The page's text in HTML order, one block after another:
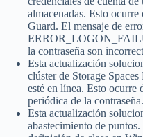
almacenadas. Esto
Guard. El mensaje de
la contraseña son
Esta actualización
clúster de Storage
esté en línea. Esto ocurre
periódica de la
Esta actualización
abastecimiento de